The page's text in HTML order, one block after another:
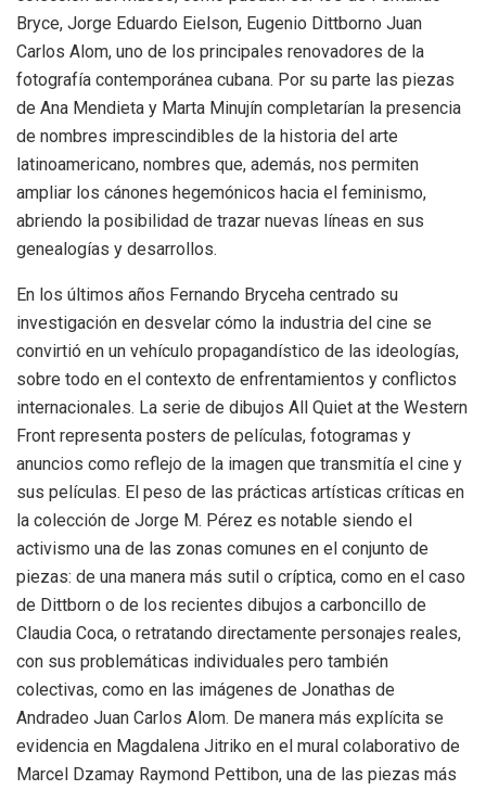
Bryce, Jorge Eduardo Eielson, Eugenio Dittborno Juan
Carlos Alom, uno de los principales renovadores de la
fotografía contemporánea cubana. Por su parte las piezas
de Ana Mendieta y Marta Minujín completarían la presencia
de nombres imprescindibles de la historia del arte
latinoamericano, nombres que, además, nos permiten
ampliar los cánones hegemónicos hacia el feminismo,
abriendo la posibilidad de trazar nuevas líneas en sus
genealogías y desarrollos.
En los últimos años Fernando Bryceha centrado su
investigación en desvelar cómo la industria del cine se
convirtió en un vehículo propagandístico de las ideologías,
sobre todo en el contexto de enfrentamientos y conflictos
internacionales. La serie de dibujos All Quiet at the Western
Front representa posters de películas, fotogramas y
anuncios como reflejo de la imagen que transmitía el cine y
sus películas. El peso de las prácticas artísticas críticas en
la colección de Jorge M. Pérez es notable siendo el
activismo una de las zonas comunes en el conjunto de
piezas: de una manera más sutil o críptica, como en el caso
de Dittborn o de los recientes dibujos a carboncillo de
Claudia Coca, o retratando directamente personajes reales,
con sus problemáticas individuales pero también
colectivas, como en las imágenes de Jonathas de
Andradeo Juan Carlos Alom. De manera más explícita se
evidencia en Magdalena Jitriko en el mural colaborativo de
Marcel Dzamay Raymond Pettibon, una de las piezas más